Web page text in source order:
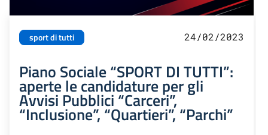
sport di tutti 24/02/2023
Piano Sociale “SPORT DI TUTTI”:
aperte le candidature per gli
Avvisi Pubblici “Carceri”,
“Inclusione”, “Quartieri”, “Parchi”